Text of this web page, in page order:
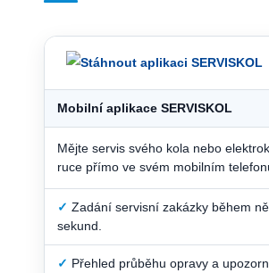
Mobilní aplikace SERVISKOL
Mějte servis svého kola nebo
ruce přímo ve svém mobilním
✓ Zadání servisní zakázky během
sekund.
✓ Přehled průběhu opravy a